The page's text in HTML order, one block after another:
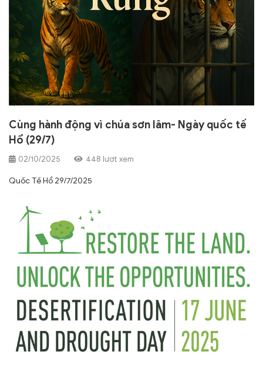
Cùng hành động vì chúa sơn lâm- Ngày quốc tế
Hổ (29/7)
02/10/2025 448 lượt xem
Quốc Tế Hổ 29/7/2025